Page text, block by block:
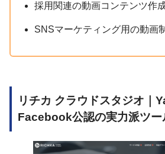
採用関連の動画コンテンツ作
SNSマーケティング用の動画
リチカ クラウドスタジオ｜
Facebook公認の実力派ツー